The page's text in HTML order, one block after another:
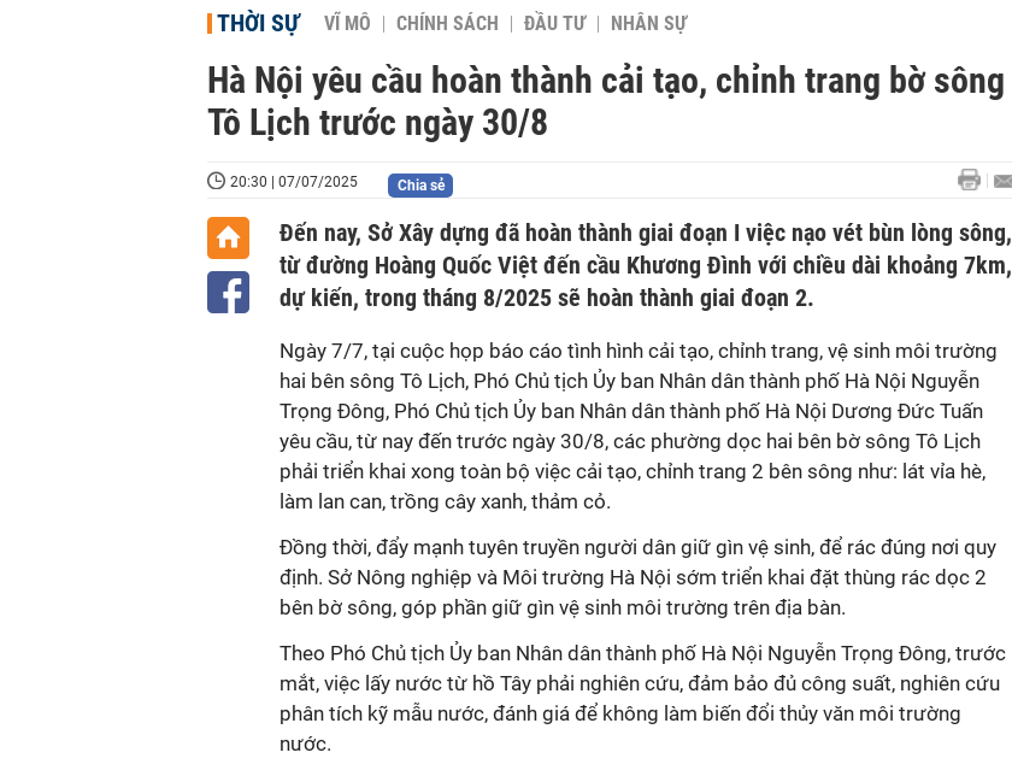
THỜI SỰ VĨ MÔ CHÍNH SÁCH ĐẦU TƯ NHÂN SỰ
Hà Nội yêu cầu hoàn thành cải tạo, chỉnh trang bờ sông
Tô Lịch trước ngày 30/8
20:30 | 07/07/2025 Chia sẻ
Đến nay, Sở Xây dựng đã hoàn thành giai đoạn I việc nạo vét bùn lòng sông,
từ đường Hoàng Quốc Việt đến cầu Khương Đình với chiều dài khoảng 7km,
dự kiến, trong tháng 8/2025 sẽ hoàn thành giai đoạn 2.
Ngày 7/7, tại cuộc họp báo cáo tình hình cải tạo, chỉnh trang, vệ sinh môi trường
hai bên sông Tô Lịch, Phó Chủ tịch Ủy ban Nhân dân thành phố Hà Nội Nguyễn
Trọng Đông, Phó Chủ tịch Ủy ban Nhân dân thành phố Hà Nội Dương Đức Tuấn
yêu cầu, từ nay đến trước ngày 30/8, các phường dọc hai bên bờ sông Tô Lịch
phải triển khai xong toàn bộ việc cải tạo, chỉnh trang 2 bên sông như: lát vỉa hè,
làm lan can, trồng cây xanh, thảm cỏ.
Đồng thời, đẩy mạnh tuyên truyền người dân giữ gìn vệ sinh, để rác đúng nơi quy
định. Sở Nông nghiệp và Môi trường Hà Nội sớm triển khai đặt thùng rác dọc 2
bên bờ sông, góp phần giữ gìn vệ sinh môi trường trên địa bàn.
Theo Phó Chủ tịch Ủy ban Nhân dân thành phố Hà Nội Nguyễn Trọng Đông, trước
mắt, việc lấy nước từ hồ Tây phải nghiên cứu, đảm bảo đủ công suất, nghiên cứu
phân tích kỹ mẫu nước, đánh giá để không làm biến đổi thủy văn môi trường
nước.